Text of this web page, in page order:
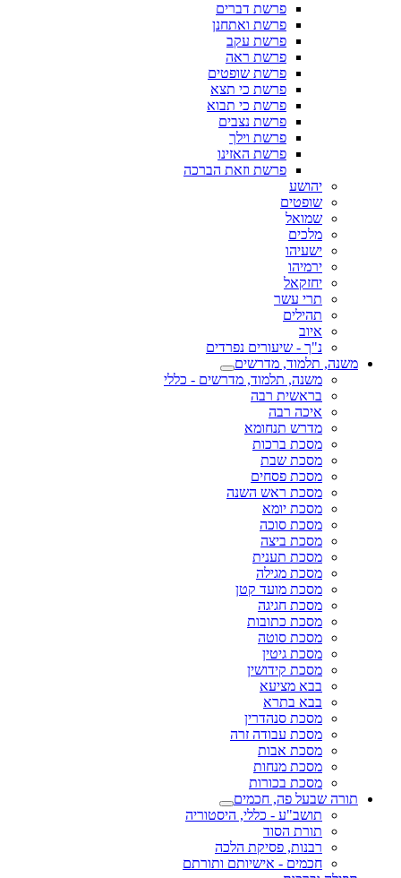
פרשת דברים
פרשת ואתחנן
פרשת עקב
פרשת ראה
פרשת שופטים
פרשת כי תצא
פרשת כי תבוא
פרשת נצבים
פרשת וילך
פרשת האזינו
פרשת וזאת הברכה
יהושע
שופטים
שמואל
מלכים
ישעיהו
ירמיהו
יחזקאל
תרי עשר
תהילים
איוב
נ"ך - שיעורים נפרדים
משנה, תלמוד, מדרשים
משנה, תלמוד, מדרשים - כללי
בראשית רבה
איכה רבה
מדרש תנחומא
מסכת ברכות
מסכת שבת
מסכת פסחים
מסכת ראש השנה
מסכת יומא
מסכת סוכה
מסכת ביצה
מסכת תענית
מסכת מגילה
מסכת מועד קטן
מסכת חגיגה
מסכת כתובות
מסכת סוטה
מסכת גיטין
מסכת קידושין
בבא מציעא
בבא בתרא
מסכת סנהדרין
מסכת עבודה זרה
מסכת אבות
מסכת מנחות
מסכת בכורות
תורה שבעל פה, חכמים
תושב"ע - כללי, היסטוריה
תורת הסוד
רבנות, פסיקת הלכה
חכמים - אישיותם ותורתם